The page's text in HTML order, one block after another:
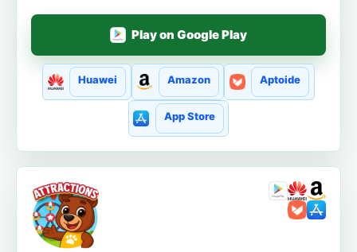
Play on Google Play
Huawei Amazon Aptoide
App Store